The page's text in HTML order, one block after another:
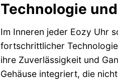
Technologie
Im Inneren jeder Eozy Uhr
fortschrittlicher
ihre Zuverlässigkeit und
Gehäuse integriert, die